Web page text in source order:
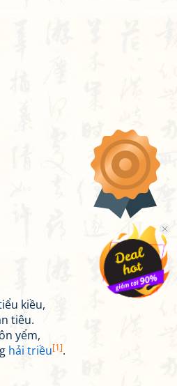
kiều,
tiêu.
yểm,
hải triều[1].